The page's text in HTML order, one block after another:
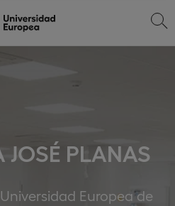
JOSÉ PLANAS
Europea de